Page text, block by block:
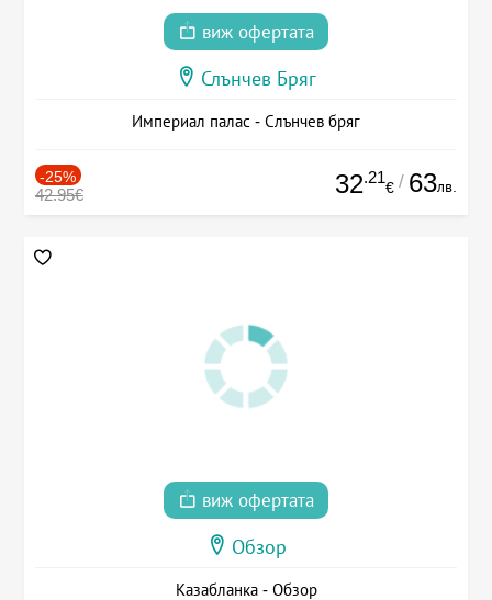
виж офертата
Слънчев Бряг
Империал палас - Слънчев бряг
-25%
42.95€ 32.21
€ / 63лв.
виж офертата
Обзор
Казабланка - Обзор